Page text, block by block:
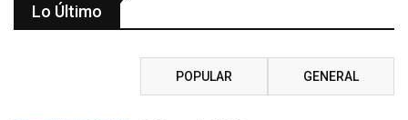
Lo Último
POPULAR GENERAL